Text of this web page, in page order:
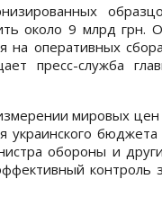
около 9 млрд грн.
на оперативных
пресс-служба
мировых цен
украинского бюджета
обороны и
контроль